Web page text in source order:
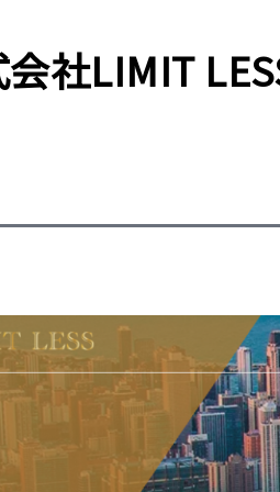
社LIMIT